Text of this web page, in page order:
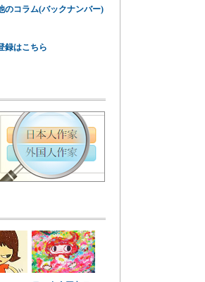
のコラム(バックナンバー)
録はこちら